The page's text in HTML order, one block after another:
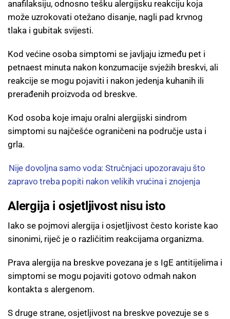
anafilaksiju, odnosno tešku alergijsku reakciju koja
može uzrokovati otežano disanje, nagli pad krvnog
tlaka i gubitak svijesti.
Kod većine osoba simptomi se javljaju između pet i
petnaest minuta nakon konzumacije svježih breskvi, ali
reakcije se mogu pojaviti i nakon jedenja kuhanih ili
prerađenih proizvoda od breskve.
Kod osoba koje imaju oralni alergijski sindrom
simptomi su najčešće ograničeni na područje usta i
grla.
Nije dovoljna samo voda: Stručnjaci upozoravaju što
zapravo treba popiti nakon velikih vrućina i znojenja
Alergija i osjetljivost nisu isto
Iako se pojmovi alergija i osjetljivost često koriste kao
sinonimi, riječ je o različitim reakcijama organizma.
Prava alergija na breskve povezana je s IgE antitijelima i
simptomi se mogu pojaviti gotovo odmah nakon
kontakta s alergenom.
S druge strane, osjetljivost na breskve povezuje se s